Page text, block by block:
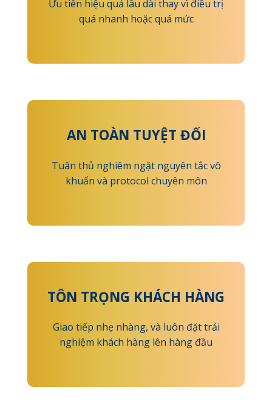
Ưu tiên hiệu quả lâu dài thay vì điều trị
quá nhanh hoặc quá mức
AN TOÀN TUYỆT ĐỐI
Tuân thủ nghiêm ngặt nguyên tắc vô
khuẩn và protocol chuyên môn
TÔN TRỌNG KHÁCH HÀNG
Giao tiếp nhẹ nhàng, và luôn đặt trải
nghiệm khách hàng lên hàng đầu